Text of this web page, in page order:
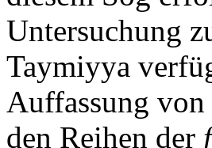
Untersuchung
Taymiyya
Auffassung von
den Reihen der